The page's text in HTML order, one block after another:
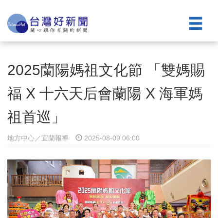
2025蘭陽媽祖文化節 「雙媽賜
福 X 十六天后會蘭陽 X 海軍媽
祖首巡」
地方中心／宜蘭報導 2025-08-09 06:00